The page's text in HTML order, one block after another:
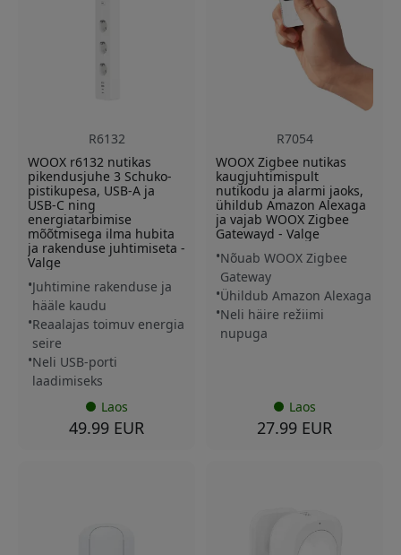
R6132
WOOX r6132 nutikas
pikendusjuhe 3 Schuko-
pistikupesa, USB-A ja
USB-C ning
energiatarbimise
mõõtmisega ilma hubita
ja rakenduse juhtimiseta -
Valge
Juhtimine rakenduse ja
hääle kaudu
Reaalajas toimuv energia
seire
Neli USB-porti
laadimiseks
Laos
49.99 EUR
R7054
WOOX Zigbee nutikas
kaugjuhtimispult
nutikodu ja alarmi jaoks,
ühildub Amazon Alexaga
ja vajab WOOX Zigbee
Gatewayd - Valge
Nõuab WOOX Zigbee
Gateway
Ühildub Amazon Alexaga
Neli häire režiimi
nupuga
Laos
27.99 EUR